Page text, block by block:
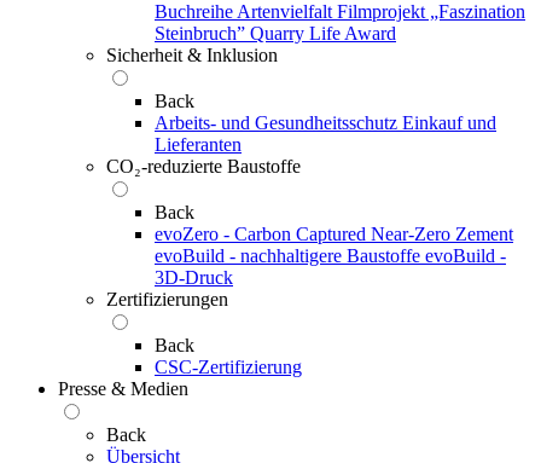
Buchreihe Artenvielfalt Filmprojekt „Faszination
Steinbruch” Quarry Life Award
Sicherheit & Inklusion
Back
Arbeits- und Gesundheitsschutz Einkauf und
Lieferanten
CO₂-reduzierte Baustoffe
Back
evoZero - Carbon Captured Near-Zero Zement
evoBuild - nachhaltigere Baustoffe evoBuild -
3D-Druck
Zertifizierungen
Back
CSC-Zertifizierung
Presse & Medien
Back
Übersicht